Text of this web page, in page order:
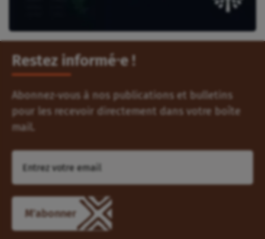
Restez informé⸱e !
Abonnez-vous à nos publications et bulletins
pour les recevoir directement dans votre boîte
mail.